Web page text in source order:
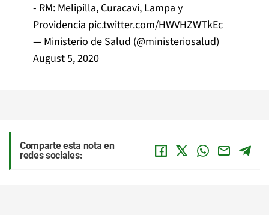
- RM: Melipilla, Curacavi, Lampa y
Providencia pic.twitter.com/HWVHZWTkEc
— Ministerio de Salud (@ministeriosalud)
August 5, 2020
Comparte esta nota en
redes sociales: